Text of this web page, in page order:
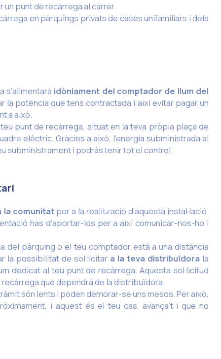
punt de recàrrega al carrer.
en pàrquings privats de cases unifamiliars i dels
s’alimentarà idòniament del comptador de llum del
la potència que tens contractada i així evitar pagar un
a això.
punt de recàrrega, situat en la teva pròpia plaça de
elèctric. Gràcies a això, l’energia subministrada al
subministrament i podràs tenir tot el control.
la comunitatper a la realització d’aquesta instal·lació.
has d’aportar-los per a així comunicar-nos-ho i
del pàrquing o el teu comptador està a una distància
la possibilitat de sol·licitar a la teva distribuïdora la
dedicat al teu punt de recàrrega. Aquesta sol·licitud
que dependrà de la distribuïdora.
són lents i poden demorar-se uns mesos. Per això,
i aquest és el teu cas, avança’t i que no